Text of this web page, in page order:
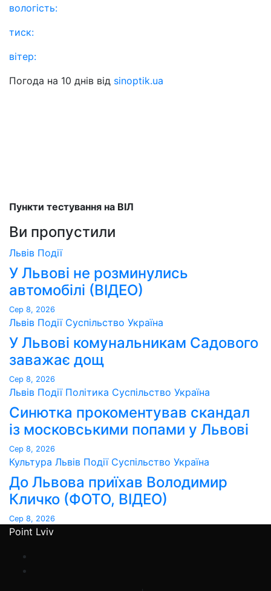
вологість:
тиск:
вітер:
Погода на 10 днів від sinoptik.ua
Пункти тестування на ВІЛ
Ви пропустили
Львів Події
У Львові не розминулись
автомобілі (ВІДЕО)
Сер 8, 2026
Львів Події Суспільство Україна
У Львові комунальникам Садового
заважає дощ
Сер 8, 2026
Львів Події Політика Суспільство Україна
Синютка прокоментував скандал
із московськими попами у Львові
Сер 8, 2026
Культура Львів Події Суспільство Україна
До Львова приїхав Володимир
Кличко (ФОТО, ВІДЕО)
Сер 8, 2026
Point Lviv